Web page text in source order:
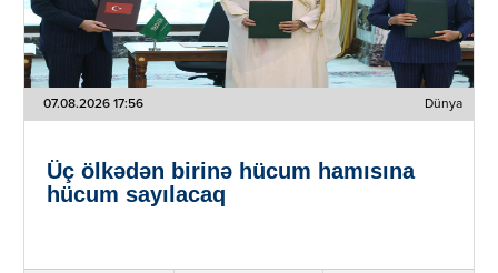
07.08.2026 17:56 Dünya
Üç ölkədən birinə hücum hamısına
hücum sayılacaq